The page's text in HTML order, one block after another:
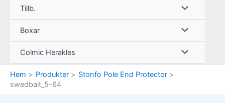
Tillb.
Boxar
Colmic Herakles
Hem Produkter
Stonfo Pole End Protector
swedbait_5-64